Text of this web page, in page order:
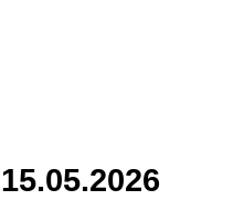
15.05.2026